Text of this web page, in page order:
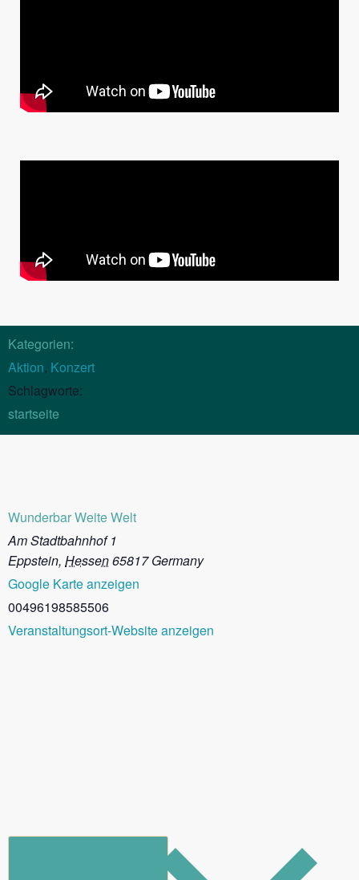
Kategorien:
Aktion, Konzert
Schlagworte:
startseite
Wunderbar Weite Welt
Am Stadtbahnhof 1
Eppstein, Hessen65817 Germany
Google Karte anzeigen
00496198585506
Veranstaltungsort-Website anzeigen